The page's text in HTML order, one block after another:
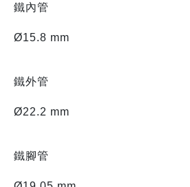
鐵內管
Ø15.8 mm
鐵外管
Ø22.2 mm
鐵腳管